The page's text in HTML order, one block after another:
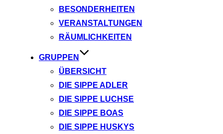
BESONDERHEITEN
VERANSTALTUNGEN
RÄUMLICHKEITEN
GRUPPEN
ÜBERSICHT
DIE SIPPE ADLER
DIE SIPPE LUCHSE
DIE SIPPE BOAS
DIE SIPPE HUSKYS